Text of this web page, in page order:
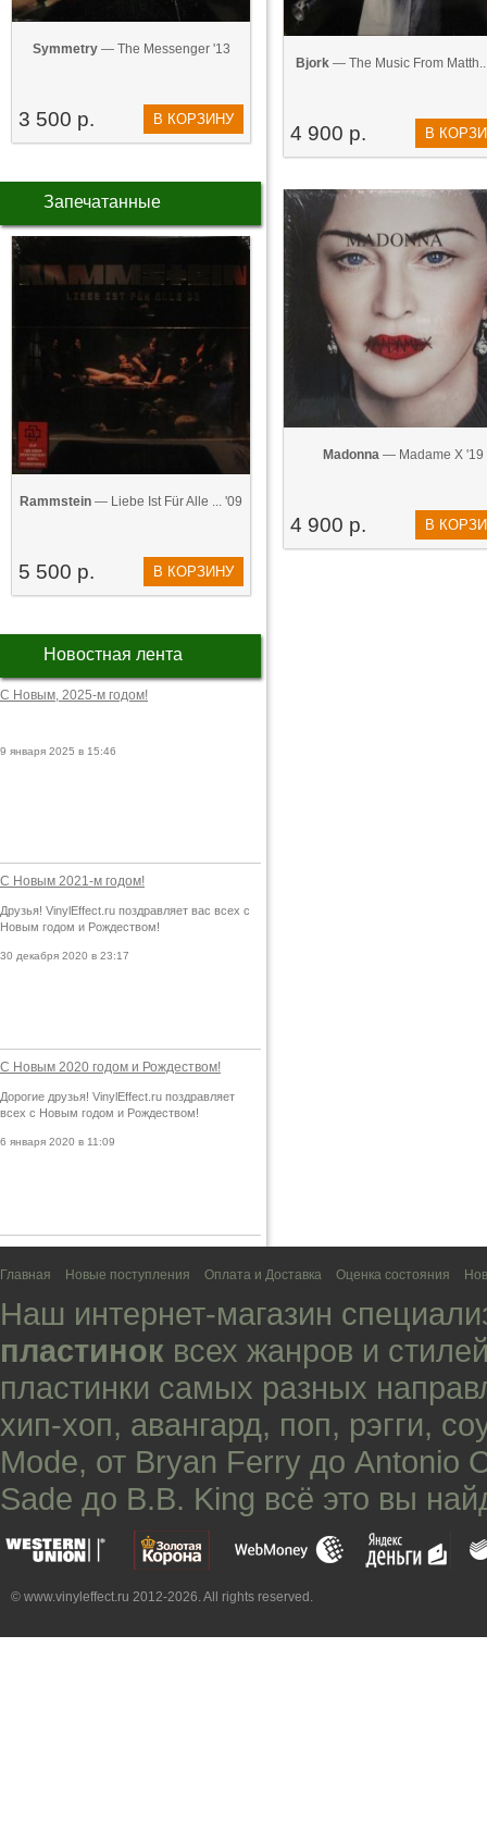
Symmetry— The Messenger '13
3 500 р. В КОРЗИНУ
Запечатанные
Rammstein — Liebe Ist Für Alle ... '09
5 500 р. В КОРЗИНУ
Новостная лента
С Новым, 2025-м годом!
9 января 2025 в 15:46
С Новым 2021-м годом!
Друзья! VinylEffect.ru поздравляет вас всех с
Новым годом и Рождеством!
30 декабря 2020 в 23:17
С Новым 2020 годом и Рождеством!
Дорогие друзья! VinylEffect.ru поздравляет
всех с Новым годом и Рождеством!
6 января 2020 в 11:09
Bjork — The Music From
4 900 р. В
Madonna— Madame X '19
4 900 р. В
Главная Новые поступления Оплата и Доставка Оценка состояния
Наш интернет-магазин
пластинок всех жанров и
пластинки самых разных
хип-хоп, авангард, поп, рэгги,
Mode, от Bryan Ferry до Antonio
Sade до B.B. King всё это вы
© www.vinyleffect.ru 2012-2026. All rights reserved.